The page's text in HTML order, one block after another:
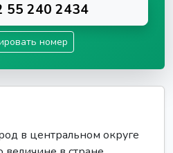
55 240 2434
номер
в центральном округе